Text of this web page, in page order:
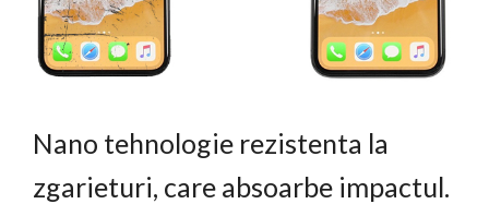
Nano tehnologie rezistenta la
zgarieturi, care absoarbe impactul.